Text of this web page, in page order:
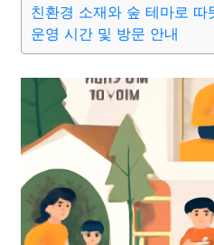
종교 사회 정치 건강
부동산 외국어 교육 교통
친환경 소재와 숲 테마로 따
운영 시간 및 방문 안내